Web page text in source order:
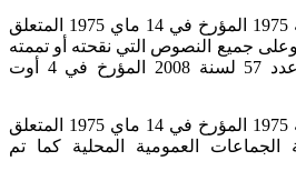
وعلى القانون عدد 33 لسنة 1975 المؤرخ في 14 ماي 1975 المتعلق
وعلى جميع النصوص التي نقحته أو تممته
وخاصة القانون الأساسي عدد 57 لسنة 2008 المؤرخ في 4 أوت
وعلى القانون عدد 35 لسنة 1975 المؤرخ في 14 ماي 1975 المتعلق
الجماعات العمومية المحلية كما تم